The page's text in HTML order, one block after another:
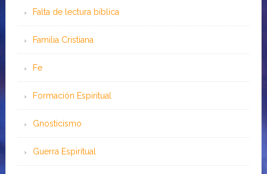
Falta de lectura bíblica
Familia Cristiana
Fe
Formación Espiritual
Gnosticismo
Guerra Espiritual